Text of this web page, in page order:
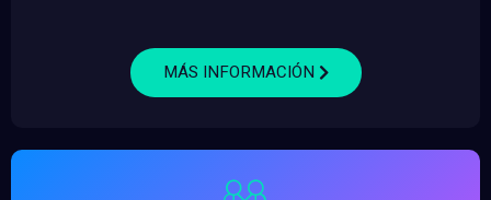
MÁS INFORMACIÓN